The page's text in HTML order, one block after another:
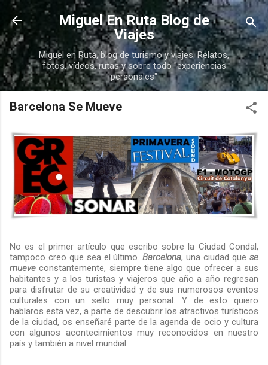
Ir al contenido principal
Miguel En Ruta Blog de
Viajes
Miguel en Ruta, blog de turismo y viajes. Relatos,
fotos, vídeos, rutas y sobre todo "experiencias
personales"
Barcelona Se Mueve
No es el primer artículo que escribo sobre la Ciudad Condal,
tampoco creo que sea el último.Barcelona, una ciudad quese
mueveconstantemente, siempre tiene algo que ofrecer a sus
habitantes y a los turistas y viajeros que año a año regresan
para disfrutar de su creatividad y de sus numerosos eventos
culturales con un sello muy personal. Y de esto quiero
hablaros esta vez, a parte de descubrir los atractivos turísticos
de la ciudad, os enseñaré parte de la agenda de ocio y cultura
con algunos acontecimientos muy reconocidos en nuestro
país y también a nivel mundial.